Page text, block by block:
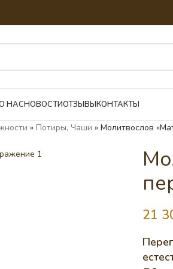
НАСНОВОСТИОТЗЫВЫКОНТАКТЫ
» Потиры, Чаши » Молитвослов
21